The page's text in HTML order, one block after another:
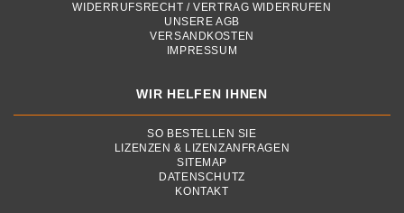
WIDERRUFSRECHT / VERTRAG WIDERRUFEN
UNSERE AGB
VERSANDKOSTEN
IMPRESSUM
WIR HELFEN IHNEN
SO BESTELLEN SIE
LIZENZEN & LIZENZANFRAGEN
SITEMAP
DATENSCHUTZ
KONTAKT